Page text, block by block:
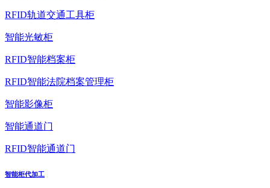
RFID轨道交通工具柜
智能光敏柜
RFID智能档案柜
RFID智能法院档案管理柜
智能影像柜
智能通道门
RFID智能通道门
智能柜代加工